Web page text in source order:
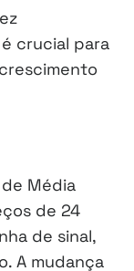
crucial para
Média
de 24
de sinal,
A mudança